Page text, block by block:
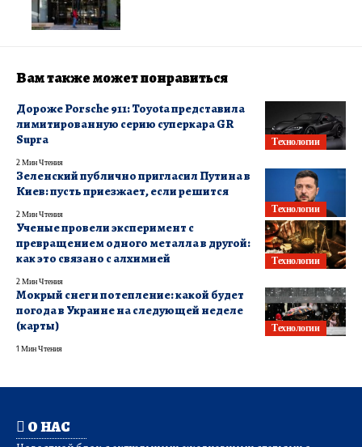
Вам также может понравиться
Технологии
Дороже Porsche 911: Toyota представила
лимитированную серию суперкара GR
Supra
2 Мин Чтения
Технологии
Зеленский публично пригласил Путина в
Киев: пусть приезжает, если решится
2 Мин Чтения
Технологии
Ученые провели эксперимент с
превращением одного металла в другой:
как это связано с алхимией
2 Мин Чтения
Технологии
Мокрый снег и потепление: какой будет
погода в Украине на следующей неделе
(карты)
1 Мин Чтения
О НАС